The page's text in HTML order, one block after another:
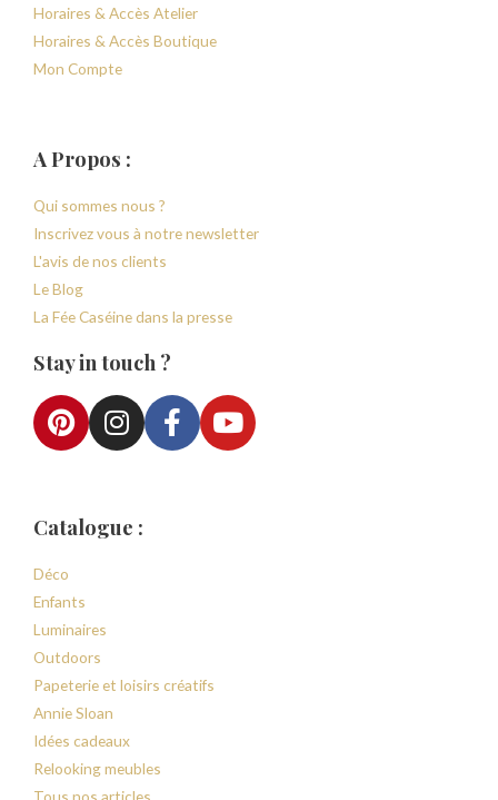
Horaires & Accès Atelier
Horaires & Accès Boutique
Mon Compte
A Propos :
Qui sommes nous ?
Inscrivez vous à notre newsletter
L'avis de nos clients
Le Blog
La Fée Caséine dans la presse
Stay in touch ?
Catalogue :
Déco
Enfants
Luminaires
Outdoors
Papeterie et loisirs créatifs
Annie Sloan
Idées cadeaux
Relooking meubles
Tous nos articles